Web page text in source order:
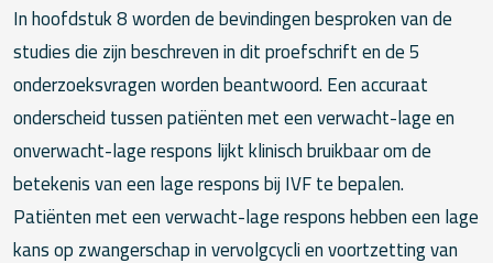
In hoofdstuk 8 worden de bevindingen besproken van de
studies die zijn beschreven in dit proefschrift en de 5
onderzoeksvragen worden beantwoord. Een accuraat
onderscheid tussen patiënten met een verwacht-lage en
onverwacht-lage respons lijkt klinisch bruikbaar om de
betekenis van een lage respons bij IVF te bepalen.
Patiënten met een verwacht-lage respons hebben een lage
kans op zwangerschap in vervolgcycli en voortzetting van